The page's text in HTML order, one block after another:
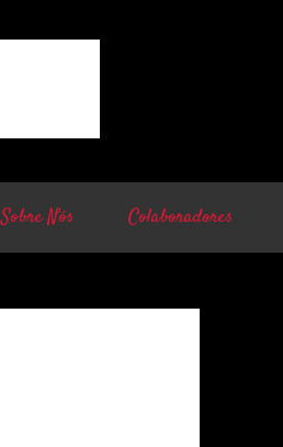
Sobre Nós Colaboradores